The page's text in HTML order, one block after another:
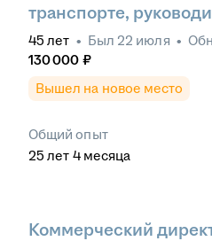
транспорте,
45 лет • Был 22 июля •
130 000 ₽
Вышел на новое место
Общий опыт
25 лет 4 месяца
Коммерческий